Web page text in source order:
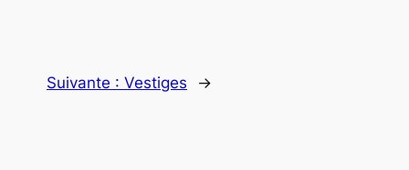
Suivante : Vestiges →